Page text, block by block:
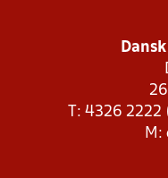
T: 4326
M: